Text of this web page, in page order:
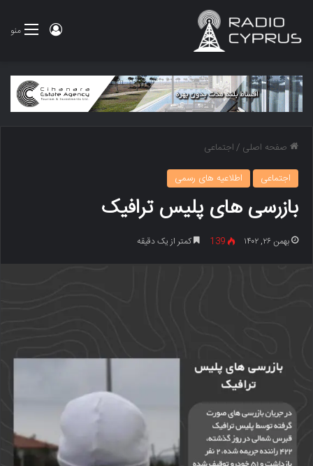
منو ورود
صفحه اصلی /اجتماعی
اجتماعی
اطلاعیه های رسمی
بازرسی های پلیس ترافیک
بهمن ۲۶, ۱۴۰۲ 139 کمتر از یک دقیقه